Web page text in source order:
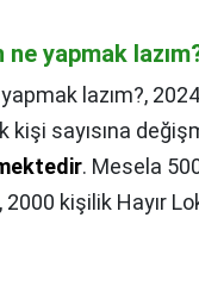
ne yapmak
lazım?,
kişi sayısına
. Mesela
kişilik Hayır